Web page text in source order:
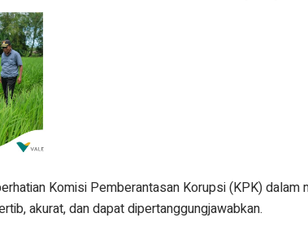
Komisi Pemberantasan Korupsi (KPK) dalam
akurat, dan dapat dipertanggungjawabkan.